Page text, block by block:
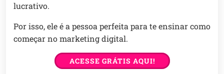
lucrativo.
Por isso, ele é a pessoa perfeita para te ensinar como
começar no marketing digital.
ACESSE GRÁTIS AQUI!